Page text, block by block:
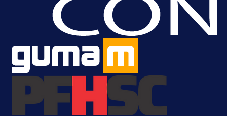
Da li je selektor zadovoljan: Evo
je Barbarez rekao o transferu
Alajbegovića u Juventus!
16 h 24 min